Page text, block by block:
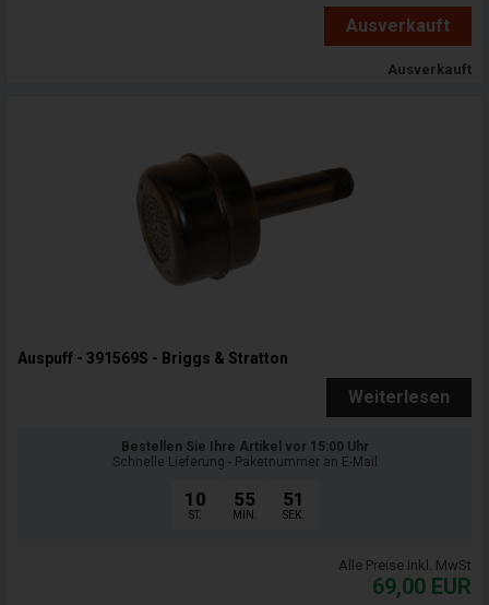
Ausverkauft
Ausverkauft
Auspuff - 391569S - Briggs & Stratton
Weiterlesen
Bestellen Sie Ihre Artikel vor 15:00 Uhr
Schnelle Lieferung - Paketnummer an E-Mail
10
ST.
55
MIN.
50
SEK.
Alle Preise inkl. MwSt
69,00 EUR